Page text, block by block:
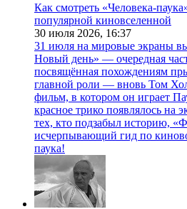
Как смотреть «Человека-
популярной киновселенной
30 июля 2026, 16:37
31 июля на мировые экраны
Новый день» — очередная
посвящённая похождениям
главной роли — вновь Том
фильм, в котором он играет
красное трико появлялось на
тех, кто подзабыл историю,
исчерпывающий гид по
паука!